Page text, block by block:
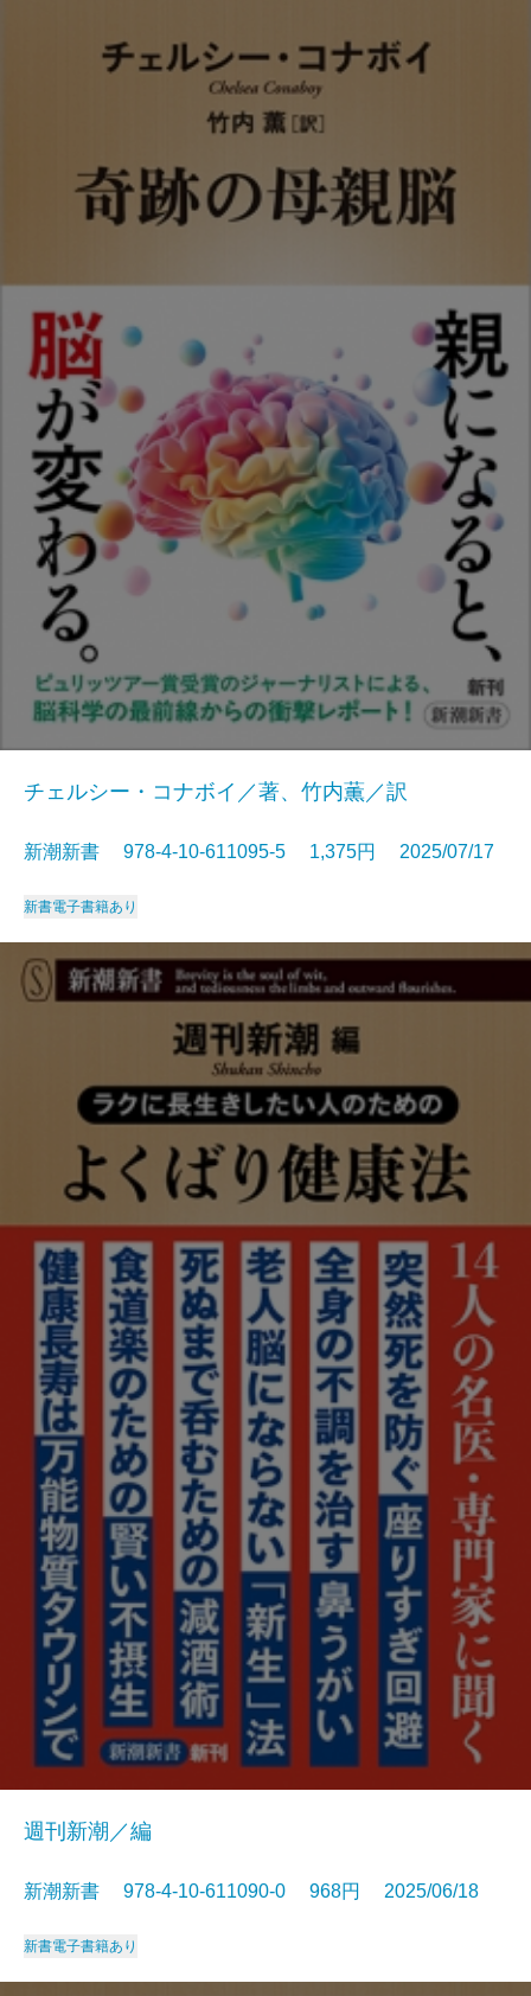
チェルシー・コナボイ／著、竹内薫／訳
新潮新書 978-4-10-611095-5 1,375円 2025/07/17
新書電子書籍あり
週刊新潮／編
新潮新書 978-4-10-611090-0 968円 2025/06/18
新書電子書籍あり